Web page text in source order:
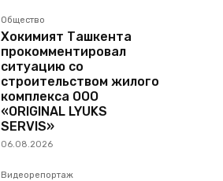
Общество
Хокимият Ташкента
прокомментировал
ситуацию со
строительством жилого
комплекса ООО
«ORIGINAL LYUKS
SERVIS»
06.08.2026
Видеорепортаж